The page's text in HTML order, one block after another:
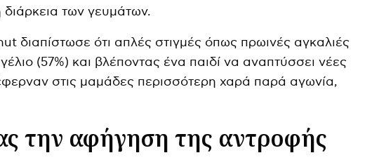
διάρκεια των γευμάτων.
διαπίστωσε ότι απλές στιγμές όπως πρωινές αγκαλιές
(57%) και βλέποντας ένα παιδί να αναπτύσσει νέες
στις μαμάδες περισσότερη χαρά παρά αγωνία,
την αφήγηση της αντροφής